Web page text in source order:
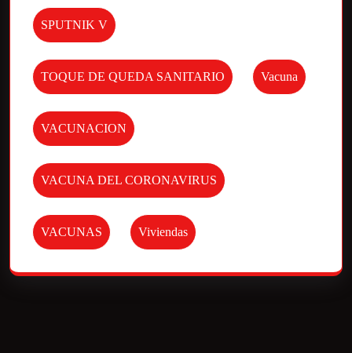
SPUTNIK V
TOQUE DE QUEDA SANITARIO Vacuna
VACUNACION
VACUNA DEL CORONAVIRUS
VACUNAS Viviendas